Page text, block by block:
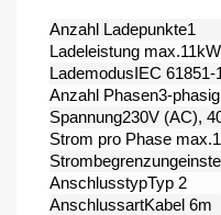
Anzahl Ladepunkte1
Ladeleistung
LademodusIEC 61851-
Anzahl Phasen3-phasig
Spannung230V (AC),
Strom pro Phase
AnschlusstypTyp 2
AnschlussartKabel 6m